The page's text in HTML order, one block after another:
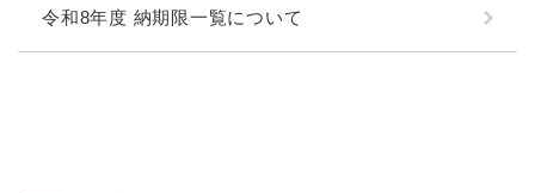
令和8年度 納期限一覧について